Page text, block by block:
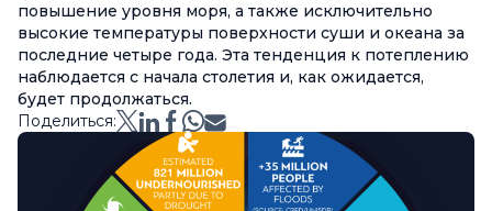
повышение уровня моря, а также исключительно
высокие температуры поверхности суши и океана за
последние четыре года. Эта тенденция к потеплению
наблюдается с начала столетия и, как ожидается,
будет продолжаться.
Поделиться: